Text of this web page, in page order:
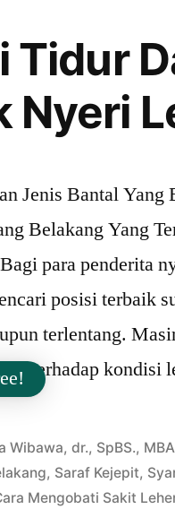
Tidur
Nyeri
Jenis Bantal
Belakang Yang
para penderita
posisi terbaik
terlentang.
terhadap
Wibawa, dr., SpBS.,
, Saraf Kejepit,
Mengobati Sakit